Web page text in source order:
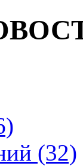
(32)